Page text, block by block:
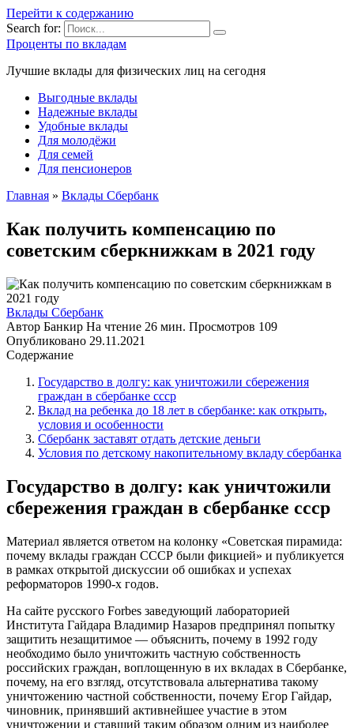
Перейти к содержанию
Search for:
Проценты по вкладам
Лучшие вклады для физических лиц на сегодня
Выгодные вклады
Надежные вклады
Удобные вклады
Для молодёжи
Для семей
Для пенсионеров
Главная » Вклады Сбербанк
Как получить компенсацию по
советским сберкнижкам в 2021 году
Вклады Сбербанк
Автор Банкир На чтение 26 мин. Просмотров 109
Опубликовано 29.11.2021
Содержание
Государство в долгу: как уничтожили сбережения
граждан в сбербанке ссср
Вклад на ребенка до 18 лет в сбербанке: как открыть,
условия и особенности
Сбербанк заставят отдать детские деньги
Условия по детскому накопительному вкладу сбербанка
Государство в долгу: как уничтожили
сбережения граждан в сбербанке ссср
Материал является ответом на колонку «Советская пирамида:
почему вклады граждан СССР были фикцией» и публикуется
в рамках открытой дискуссии об ошибках и успехах
реформаторов 1990-х годов.
На сайте русского Forbes заведующий лабораторией
Института Гайдара Владимир Назаров предпринял попытку
защитить незащитимое — объяснить, почему в 1992 году
необходимо было уничтожить частную собственность
российских граждан, воплощенную в их вкладах в Сбербанке,
почему, на его взгляд, отсутствовала альтернатива такому
уничтожению частной собственности, почему Егор Гайдар,
чиновник, принявший активнейшее участие в этом
уничтожении и ставший таким образом одним из наиболее